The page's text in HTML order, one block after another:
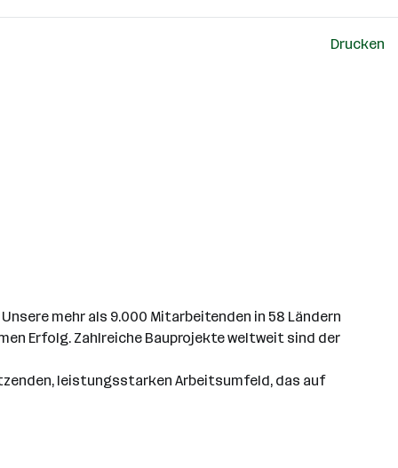
Drucken
mehr als 9.000 Mitarbeitenden in 58 Ländern
Erfolg. Zahlreiche Bauprojekte weltweit sind der
leistungsstarken Arbeitsumfeld, das auf